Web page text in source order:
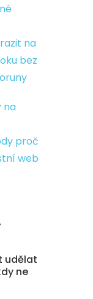
na
bez
proč
web
udělat
ne